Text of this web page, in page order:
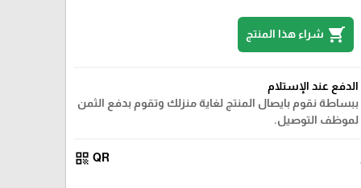
shopping_cart شراء هذا المنتج
الدفع عند الإستلام
ببساطة نقوم بايصال المنتج لغاية منزلك وتقوم بدفع الثمن
لموظف التوصيل.
QR
qr_code